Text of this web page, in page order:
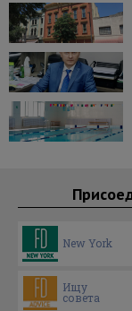
New York
Ищу
совета